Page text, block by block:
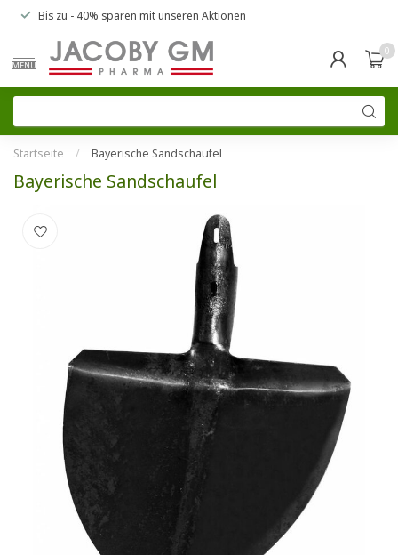
Bis zu - 40% sparen mit unseren Aktionen
MENU
0
Startseite / Bayerische Sandschaufel
Bayerische Sandschaufel